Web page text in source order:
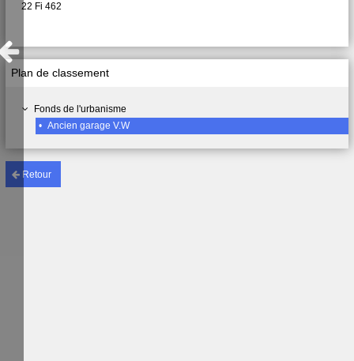
Retour
Plan de classement
Fonds de l'urbanisme
• Ancien garage V.W
22 Fi 462